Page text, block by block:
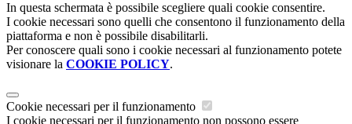
In questa schermata è possibile scegliere quali cookie consentire.
I cookie necessari sono quelli che consentono il funzionamento della
piattaforma e non è possibile disabilitarli.
Per conoscere quali sono i cookie necessari al funzionamento potete
visionare la COOKIE POLICY.
Cookie necessari per il funzionamento
I cookie necessari per il funzionamento non possono essere